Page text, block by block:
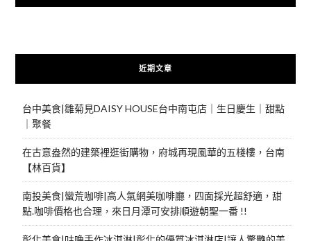
近期文章
台中美食|雛菊見DAISY HOUSE台中南屯店｜生日慶生｜甜點
｜聚餐
在古意盎然的建築裡逛街購物，府城再現風華的五棧樓，台南
【林百貨】
南投美食|蠻荒咖啡|高人氣網美咖啡廳，四面採光超舒適，甜
點.咖啡價格也合理，來日月潭可安排順遊朝聖一番 !!